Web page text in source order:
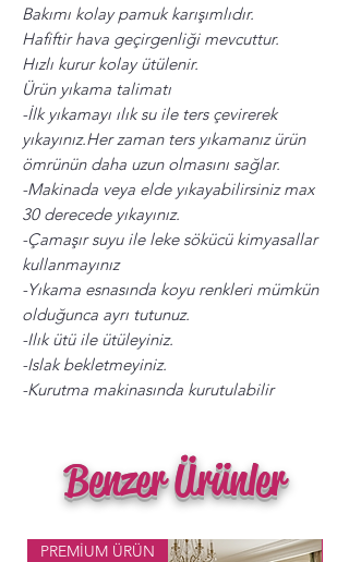
Bakımı kolay pamuk karışımlıdır.
Hafiftir hava geçirgenliği mevcuttur.
Hızlı kurur kolay ütülenir.
Ürün yıkama talimatı
-İlk yıkamayı ılık su ile ters çevirerek
yıkayınız.Her zaman ters yıkamanız ürün
ömrünün daha uzun olmasını sağlar.
-Makinada veya elde yıkayabilirsiniz max
30 derecede yıkayınız.
-Çamaşır suyu ile leke sökücü kimyasallar
kullanmayınız
-Yıkama esnasında koyu renkleri mümkün
olduğunca ayrı tutunuz.
-Ilık ütü ile ütüleyiniz.
-Islak bekletmeyiniz.
-Kurutma makinasında kurutulabilir
Benzer Ürünler
PREMİUM ÜRÜN